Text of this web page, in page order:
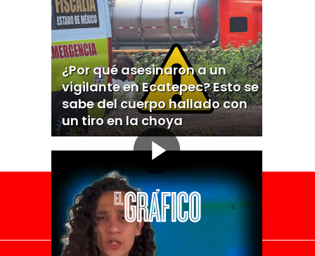
¿Por qué asesinaron a un
vigilante en Ecatepec? Esto se
sabe del cuerpo hallado con
un tiro en la choya